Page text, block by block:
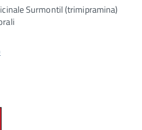
Surmontil (trimipramina)